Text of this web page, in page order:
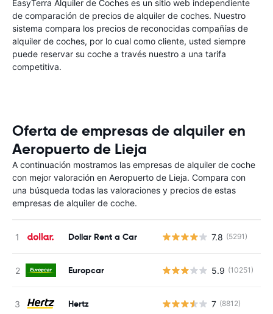
EasyTerra Alquiler de Coches es un sitio web independiente
de comparación de precios de alquiler de coches. Nuestro
sistema compara los precios de reconocidas compañías de
alquiler de coches, por lo cual como cliente, usted siempre
puede reservar su coche a través nuestro a una tarifa
competitiva.
Oferta de empresas de alquiler en
Aeropuerto de Lieja
A continuación mostramos las empresas de alquiler de coche
con mejor valoración en Aeropuerto de Lieja. Compara con
una búsqueda todas las valoraciones y precios de estas
empresas de alquiler de coche.
Dollar Rent a Car 7.8 (5291)
Europcar 5.9 (10251)
Hertz 7 (8812)